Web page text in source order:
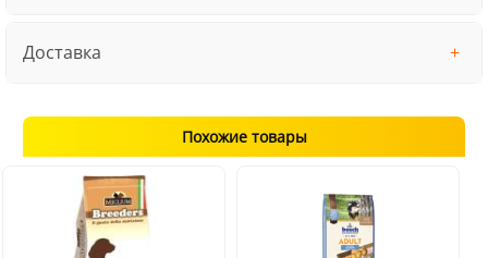
Доставка
Похожие товары